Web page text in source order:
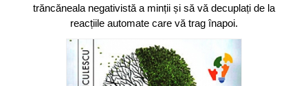
trăncăneala negativistă a minții și să vă decuplați de la
reacțiile automate care vă trag înapoi.